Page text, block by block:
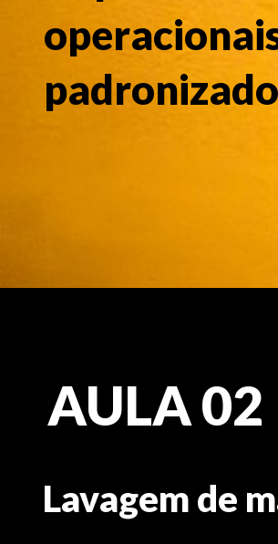
Lavagem de
AULA 02